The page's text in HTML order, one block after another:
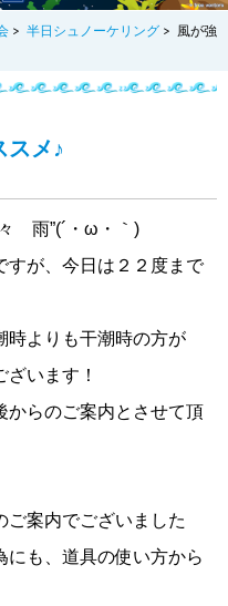
> 半日シュノーケリング > 風が強
スメ♪
雨”(´・ω・｀)
すが、今日は２２度まで
時よりも干潮時の方が
ざいます！
からのご案内とさせて頂
ご案内でございました
にも、道具の使い方から